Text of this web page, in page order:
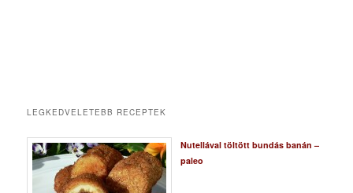
LEGKEDVELETEBB RECEPTEK
Nutellával töltött bundás banán –
paleo